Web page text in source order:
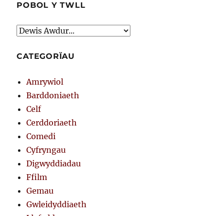
POBOL Y TWLL
CATEGORÏAU
Amrywiol
Barddoniaeth
Celf
Cerddoriaeth
Comedi
Cyfryngau
Digwyddiadau
Ffilm
Gemau
Gwleidyddiaeth